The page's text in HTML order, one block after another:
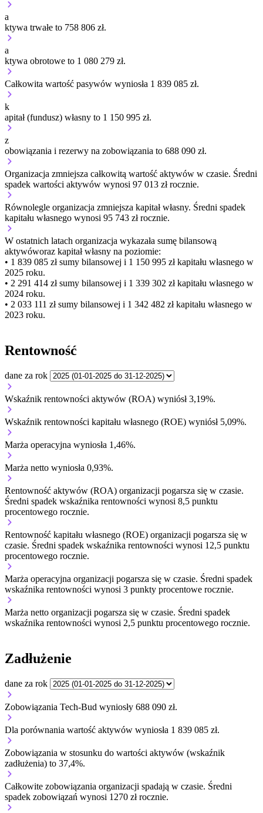
a
ktywa trwałe to 758 806 zł.
a
ktywa obrotowe to 1 080 279 zł.
Całkowita wartość pasywów wyniosła 1 839 085 zł.
k
apitał (fundusz) własny to 1 150 995 zł.
z
obowiązania i rezerwy na zobowiązania to 688 090 zł.
Organizacja zmniejsza całkowitą wartość aktywów w czasie. Średni
spadek wartości aktywów wynosi 97 013 zł rocznie.
Równolegle organizacja zmniejsza kapitał własny. Średni spadek
kapitału własnego wynosi 95 743 zł rocznie.
W ostatnich latach organizacja wykazała sumę bilansową
aktywóworaz kapitał własny na poziomie:
• 1 839 085 złsumy bilansowej i 1 150 995 zł kapitału własnego w
2025 roku.
• 2 291 414 złsumy bilansowej i 1 339 302 zł kapitału własnego w
2024 roku.
• 2 033 111 złsumy bilansowej i 1 342 482 zł kapitału własnego w
2023 roku.
Rentowność
dane za rok
Wskaźnik rentowności aktywów (ROA) wyniósł 3,19%.
Wskaźnik rentowności kapitału własnego (ROE) wyniósł 5,09%.
Marża operacyjna wyniosła 1,46%.
Marża netto wyniosła 0,93%.
Rentowność aktywów (ROA) organizacji pogarsza się w czasie.
Średni spadek wskaźnika rentowności wynosi 8,5 punktu
procentowego rocznie.
Rentowność kapitału własnego (ROE) organizacji pogarsza się w
czasie. Średni spadek wskaźnika rentowności wynosi 12,5 punktu
procentowego rocznie.
Marża operacyjna organizacji pogarsza się w czasie. Średni spadek
wskaźnika rentowności wynosi 3 punkty procentowe rocznie.
Marża netto organizacji pogarsza się w czasie. Średni spadek
wskaźnika rentowności wynosi 2,5 punktu procentowego rocznie.
Zadłużenie
dane za rok
Zobowiązania Tech-Bud wyniosły 688 090 zł.
Dla porównania wartość aktywów wyniosła 1 839 085 zł.
Zobowiązania w stosunku do wartości aktywów (wskaźnik
zadłużenia) to 37,4%.
Całkowite zobowiązania organizacji spadają w czasie. Średni
spadek zobowiązań wynosi 1270 zł rocznie.